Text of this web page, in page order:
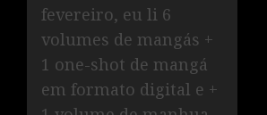
fevereiro, eu li 6
volumes de mangás +
1 one-shot de mangá
em formato digital e +